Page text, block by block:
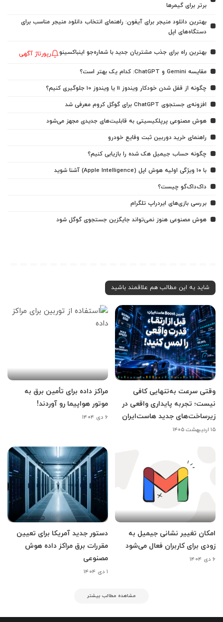
برتر برای گیمرها
بهترین دانلود منیجر برای آیفون: راهنمای انتخاب دانلود منیجر مناسب برای
دستگاه‌های اپل
بهترین راه برای جذب مشتریان جدید با شماره‌جو اینباکسینو رپورتاژ آگهی
مقایسه Gemini و ChatGPT: کدام یک بهتر است؟
چگونه از قفل شدن خودکار ویندوز 11 یا ویندوز 10 جلوگیری کنیم؟
افزونه‌ی جستجوی ChatGPT برای گوگل کروم معرفی شد
هوش مصنوعی پرپلکیسیتی به قابلیت‌های جدیدی مجهز می‌شود
راهنمای خرید دوربین ثبت وقایع خودرو
چگونه حساب جیمیل هک شده را بازیابی کنیم؟
با ۱۰ ویژگی اولیه هوش اپل (Apple Intelligence) آشنا شوید
داک‌داک‌گو چیست؟
بررسی بازی‌های ایردراپ تلگرام
هوش مصنوعی هنوز نمی‌تواند جایگزین جستجوی گوگل شود
شاید به این مطالب هم علاقمند باشید
وقتی سرعت به‌تنهایی کافی
نیست؛ تجربه پایداری واقعی در
زیرساخت‌های جدید هاست‌ایران
۱۵ اردیبهشت ۱۴۰۵
مراکز داده برای تأمین برق به
موتور هواپیما رو آوردند!
۶ دی ۱۴۰۴
امکان تغییر نشانی جیمیل به
زودی برای کاربران فعال می‌شود
۶ دی ۱۴۰۴
دستور جدید آمریکا برای تعیین
مقررات برق مراکز داده هوش
مصنوعی
۱ دی ۱۴۰۴
مشاهده مطالب بیشتر